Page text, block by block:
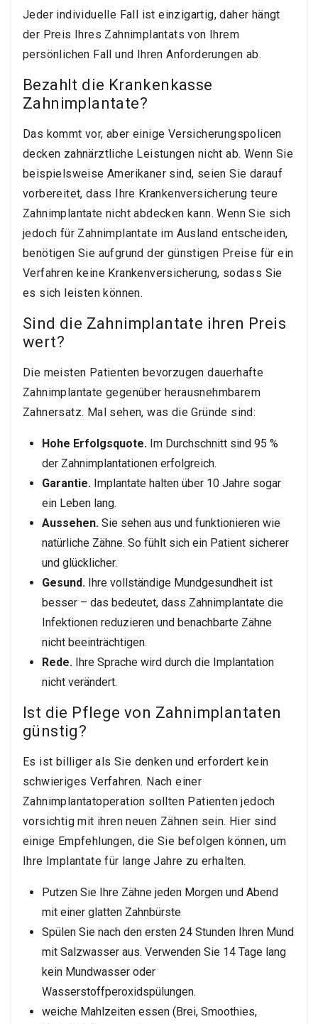
Jeder individuelle Fall ist einzigartig, daher hängt
der Preis Ihres Zahnimplantats von Ihrem
persönlichen Fall und Ihren Anforderungen ab.
Bezahlt die Krankenkasse
Zahnimplantate?
Das kommt vor, aber einige Versicherungspolicen
decken zahnärztliche Leistungen nicht ab. Wenn Sie
beispielsweise Amerikaner sind, seien Sie darauf
vorbereitet, dass Ihre Krankenversicherung teure
Zahnimplantate nicht abdecken kann. Wenn Sie sich
jedoch für Zahnimplantate im Ausland entscheiden,
benötigen Sie aufgrund der günstigen Preise für ein
Verfahren keine Krankenversicherung, sodass Sie
es sich leisten können.
Sind die Zahnimplantate ihren Preis
wert?
Die meisten Patienten bevorzugen dauerhafte
Zahnimplantate gegenüber herausnehmbarem
Zahnersatz. Mal sehen, was die Gründe sind:
Hohe Erfolgsquote. Im Durchschnitt sind 95 %
der Zahnimplantationen erfolgreich.
Garantie. Implantate halten über 10 Jahre sogar
ein Leben lang.
Aussehen. Sie sehen aus und funktionieren wie
natürliche Zähne. So fühlt sich ein Patient sicherer
und glücklicher.
Gesund. Ihre vollständige Mundgesundheit ist
besser – das bedeutet, dass Zahnimplantate die
Infektionen reduzieren und benachbarte Zähne
nicht beeinträchtigen.
Rede. Ihre Sprache wird durch die Implantation
nicht verändert.
Ist die Pflege von Zahnimplantaten
günstig?
Es ist billiger als Sie denken und erfordert kein
schwieriges Verfahren. Nach einer
Zahnimplantatoperation sollten Patienten jedoch
vorsichtig mit ihren neuen Zähnen sein. Hier sind
einige Empfehlungen, die Sie befolgen können, um
Ihre Implantate für lange Jahre zu erhalten.
Putzen Sie Ihre Zähne jeden Morgen und Abend
mit einer glatten Zahnbürste
Spülen Sie nach den ersten 24 Stunden Ihren Mund
mit Salzwasser aus. Verwenden Sie 14 Tage lang
kein Mundwasser oder
Wasserstoffperoxidspülungen.
weiche Mahlzeiten essen (Brei, Smoothies,